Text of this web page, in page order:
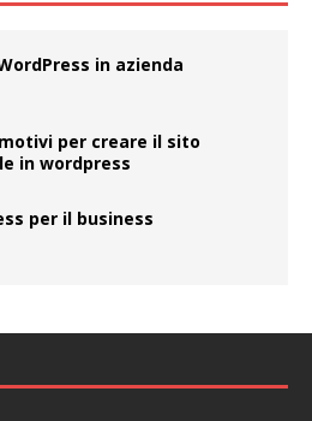
in azienda
per creare il sito
in wordpress
per il business